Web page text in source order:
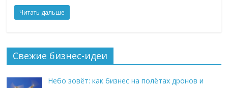
Читать дальше
Свежие бизнес-идеи
Небо зовёт: как бизнес на полётах дронов и